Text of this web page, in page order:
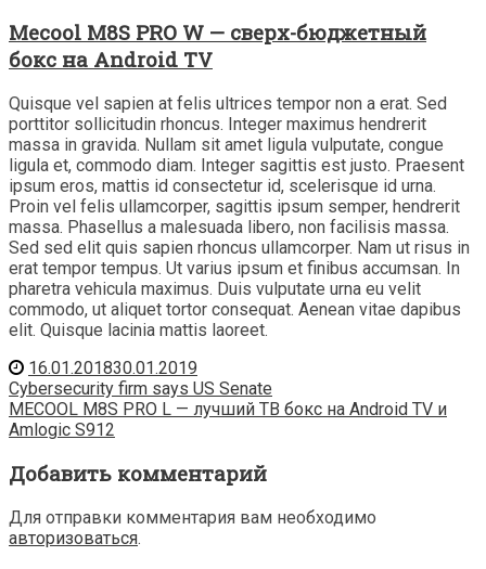
Mecool M8S PRO W — сверх-бюджетный
бокс на Android TV
Quisque vel sapien at felis ultrices tempor non a erat. Sed
porttitor sollicitudin rhoncus. Integer maximus hendrerit
massa in gravida. Nullam sit amet ligula vulputate, congue
ligula et, commodo diam. Integer sagittis est justo. Praesent
ipsum eros, mattis id consectetur id, scelerisque id urna.
Proin vel felis ullamcorper, sagittis ipsum semper, hendrerit
massa. Phasellus a malesuada libero, non facilisis massa.
Sed sed elit quis sapien rhoncus ullamcorper. Nam ut risus in
erat tempor tempus. Ut varius ipsum et finibus accumsan. In
pharetra vehicula maximus. Duis vulputate urna eu velit
commodo, ut aliquet tortor consequat. Aenean vitae dapibus
elit. Quisque lacinia mattis laoreet.
16.01.201830.01.2019
Навигация
по
записям
Cybersecurity firm says US Senate
MECOOL M8S PRO L — лучший ТВ бокс на Android TV и
Amlogic S912
Добавить комментарий
Для отправки комментария вам необходимо
авторизоваться.